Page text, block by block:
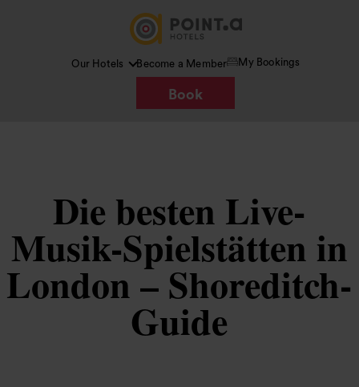
Our Hotels Become a Member My Bookings
Book
Die besten Live-
Musik-Spielstätten in
London – Shoreditch-
Guide